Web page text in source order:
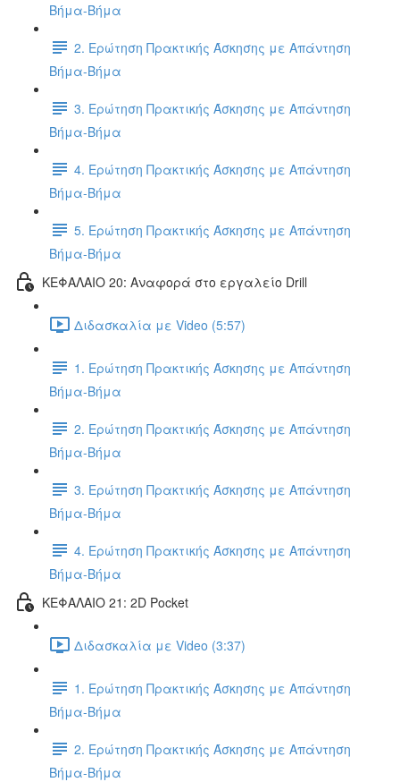
Βήμα-Βήμα
2. Ερώτηση Πρακτικής Άσκησης με Απάντηση
Βήμα-Βήμα
3. Ερώτηση Πρακτικής Άσκησης με Απάντηση
Βήμα-Βήμα
4. Ερώτηση Πρακτικής Άσκησης με Απάντηση
Βήμα-Βήμα
5. Ερώτηση Πρακτικής Άσκησης με Απάντηση
Βήμα-Βήμα
ΚΕΦΑΛΑΙΟ 20: Αναφορά στο εργαλείο Drill
Διδασκαλία με Video (5:57)
1. Ερώτηση Πρακτικής Άσκησης με Απάντηση
Βήμα-Βήμα
2. Ερώτηση Πρακτικής Άσκησης με Απάντηση
Βήμα-Βήμα
3. Ερώτηση Πρακτικής Άσκησης με Απάντηση
Βήμα-Βήμα
4. Ερώτηση Πρακτικής Άσκησης με Απάντηση
Βήμα-Βήμα
ΚΕΦΑΛΑΙΟ 21: 2D Pocket
Διδασκαλία με Video (3:37)
1. Ερώτηση Πρακτικής Άσκησης με Απάντηση
Βήμα-Βήμα
2. Ερώτηση Πρακτικής Άσκησης με Απάντηση
Βήμα-Βήμα